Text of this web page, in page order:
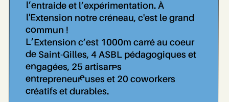
l’entraide et l’expérimentation. À
l'Extension notre créneau, c'est le grand
commun !
L’Extension c’est 1000m carré au coeur
de Saint-Gilles, 4 ASBL pédagogiques et
engagées, 25 artisan..es
entrepreneur..euses et 20 coworkers
créatifs et durables.